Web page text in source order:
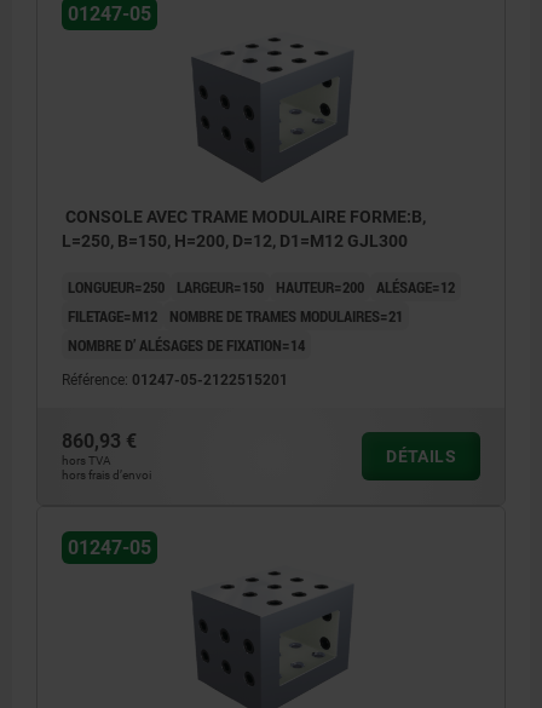
1) Trame
2) Trou pour vis calibrée
01247-05
CONSOLE AVEC TRAME MODULAIRE FORME:B,
L=250, B=150, H=200, D=12, D1=M12 GJL300
LONGUEUR=250 LARGEUR=150 HAUTEUR=200 ALÉSAGE=12
FILETAGE=M12
NOMBRE DE TRAMES MODULAIRES=21
NOMBRE D’ ALÉSAGES DE FIXATION=14
Référence: 01247-05-2122515201
860,93 €
hors TVA
hors frais d’envoi
DÉTAILS
01247-05